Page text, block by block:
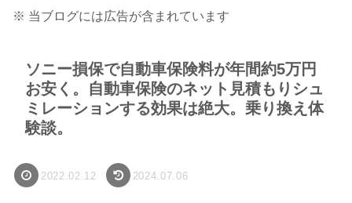
※ 当ブログには広告が含まれています
ソニー損保で自動車保険料が年間約5万円
お安く。自動車保険のネット見積もりシュ
ミレーションする効果は絶大。乗り換え体
験談。
2022.02.12 2024.07.06